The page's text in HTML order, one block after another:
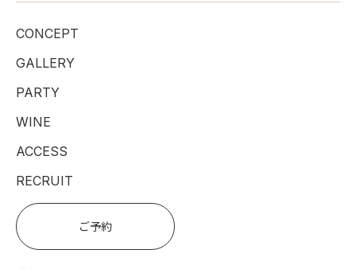
CONCEPT
GALLERY
PARTY
WINE
ACCESS
RECRUIT
ご予約